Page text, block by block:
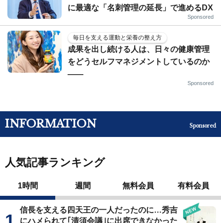
に最適な「名刺管理の延長」で進めるDX
Sponsored
毎日を支える運動と栄養の整え方
成果を出し続ける人は、日々の健康管理
をどうセルフマネジメントしているのか
——
Sponsored
INFORMATION Sponsored
人気記事ランキング
1時間 週間 無料会員 有料会員
信長を支える四天王の一人だったのに…秀吉
にハメられて｢清須会議｣に出席できなかった